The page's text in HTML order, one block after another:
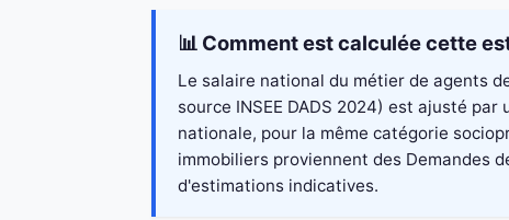
📊 Comment est calculée cette
Le salaire national du métier de agents
source INSEE DADS 2024) est ajusté
nationale, pour la même catégorie
immobiliers proviennent des Demandes
d'estimations indicatives.